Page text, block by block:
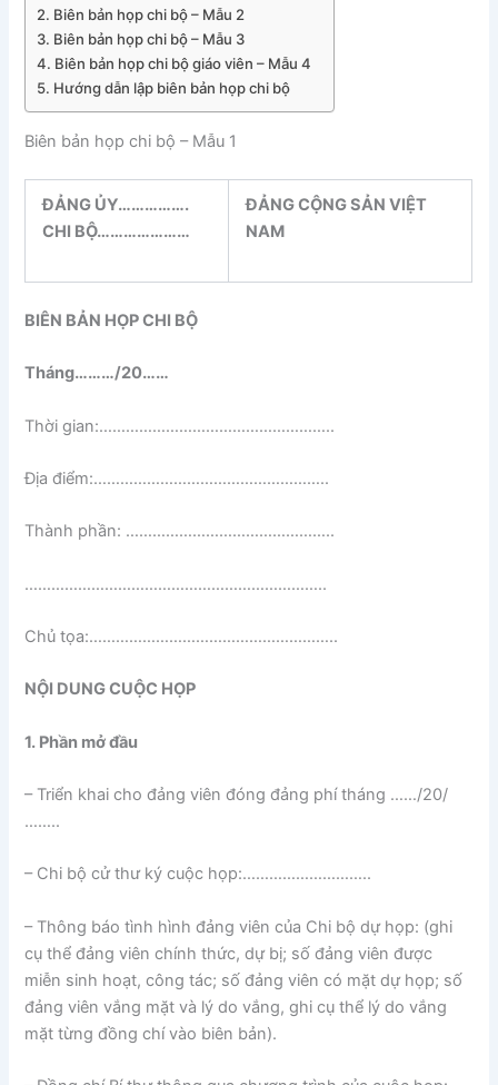
Biên bản họp chi bộ – Mẫu 2
Biên bản họp chi bộ – Mẫu 3
Biên bản họp chi bộ giáo viên – Mẫu 4
Hướng dẫn lập biên bản họp chi bộ
Biên bản họp chi bộ – Mẫu 1
ĐẢNG ỦY…………….
CHI BỘ…………………
ĐẢNG CỘNG SẢN VIỆT
NAM
BIÊN BẢN HỌP CHI BỘ
Tháng………/20……
Thời gian:……………………………………………..
Địa điểm:……………………………………………..
Thành phần: ………………………………………..
…………………………………………………………..
Chủ tọa:………………………………………………..
NỘI DUNG CUỘC HỌP
1. Phần mở đầu
– Triển khai cho đảng viên đóng đảng phí tháng ……/20/
……..
– Chi bộ cử thư ký cuộc họp:………………………..
– Thông báo tình hình đảng viên của Chi bộ dự họp: (ghi
cụ thể đảng viên chính thức, dự bị; số đảng viên được
miễn sinh hoạt, công tác; số đảng viên có mặt dự họp; số
đảng viên vắng mặt và lý do vắng, ghi cụ thể lý do vắng
mặt từng đồng chí vào biên bản).